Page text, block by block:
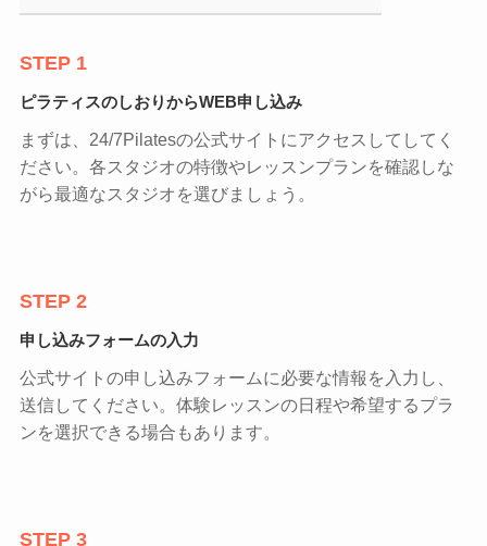
STEP 1
ピラティスのしおりからWEB申し込み
まずは、24/7Pilatesの公式サイトにアクセスしてしてく
ださい。各スタジオの特徴やレッスンプランを確認しな
がら最適なスタジオを選びましょう。
STEP 2
申し込みフォームの入力
公式サイトの申し込みフォームに必要な情報を入力し、
送信してください。体験レッスンの日程や希望するプラ
ンを選択できる場合もあります。
STEP 3